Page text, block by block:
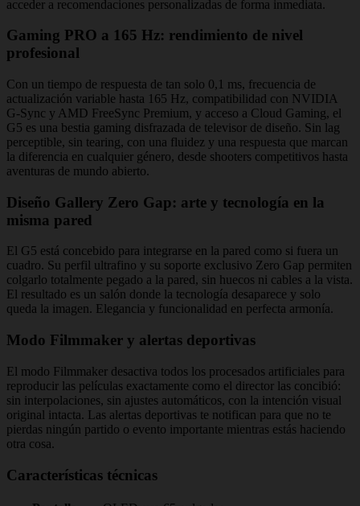
acceder a recomendaciones personalizadas de forma inmediata.
Gaming PRO a 165 Hz: rendimiento de nivel
profesional
Con un tiempo de respuesta de tan solo 0,1 ms, frecuencia de
actualización variable hasta 165 Hz, compatibilidad con NVIDIA
G-Sync y AMD FreeSync Premium, y acceso a Cloud Gaming, el
G5 es una bestia gaming disfrazada de televisor de diseño. Sin lag
perceptible, sin tearing, con una fluidez y una respuesta que marcan
la diferencia en cualquier género, desde shooters competitivos hasta
aventuras de mundo abierto.
Diseño Gallery Zero Gap: arte y tecnología en la
misma pared
El G5 está concebido para integrarse en la pared como si fuera un
cuadro. Su perfil ultrafino y su soporte exclusivo Zero Gap permiten
colgarlo totalmente pegado a la pared, sin huecos ni cables a la vista.
El resultado es un salón donde la tecnología desaparece y solo
queda la imagen. Elegancia y funcionalidad en perfecta armonía.
Modo Filmmaker y alertas deportivas
El modo Filmmaker desactiva todos los procesados artificiales para
reproducir las películas exactamente como el director las concibió:
sin interpolaciones, sin ajustes automáticos, con la intención visual
original intacta. Las alertas deportivas te notifican para que no te
pierdas ningún partido o evento importante mientras estás haciendo
otra cosa.
Características técnicas